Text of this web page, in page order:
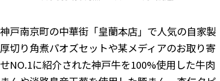
神戸南京町の中華街「皇蘭本店」で人気の自家製
厚切り角煮パオズセットや某メディアのお取り寄
せNO.1に紹介された神戸牛を100%使用した牛肉